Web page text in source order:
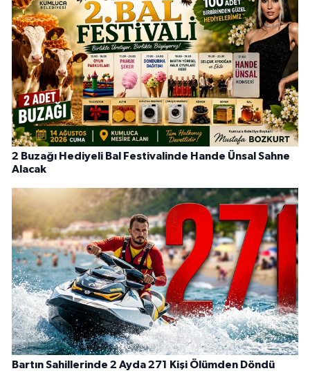
2 Buzağı Hediyeli Bal Festivalinde Hande Ünsal Sahne
Alacak
Bartın Sahillerinde 2 Ayda 271 Kişi Ölümden Döndü